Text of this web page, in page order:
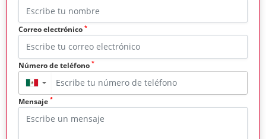
Correo electrónico *
Número de teléfono *
▼
Mensaje *